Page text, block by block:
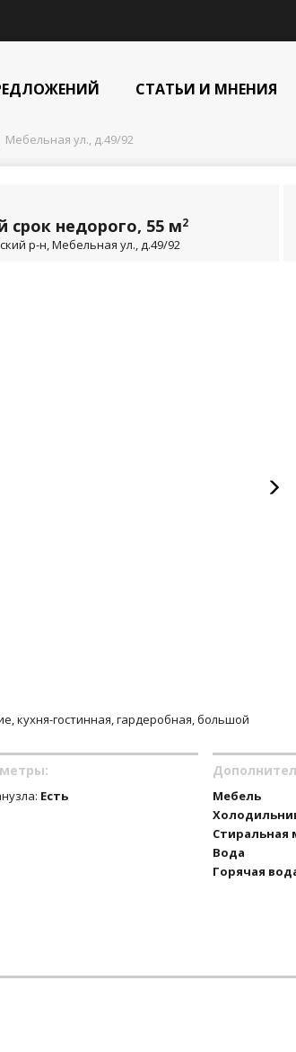
СТАТЬИ И МНЕНИЯ
| Мебельная ул., д.49/92
срок недорого, 55 м2
р-н, Мебельная ул., д.49/92
кухня-гостинная, гардеробная, большой
Есть
Мебель
Стиральная
Вода
Горячая